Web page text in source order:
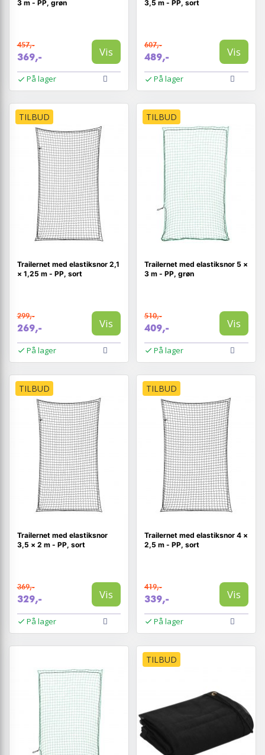
3 m - PP, grøn
457,-
369,- Vis
På lager
3,5 m - PP, sort
607,-
489,- Vis
På lager
TILBUD
Trailernet med elastiksnor 2,1
× 1,25 m - PP, sort
299,-
269,- Vis
På lager
TILBUD
Trailernet med elastiksnor 5 ×
3 m - PP, grøn
510,-
409,- Vis
På lager
TILBUD
Trailernet med elastiksnor
3,5 × 2 m - PP, sort
369,-
329,- Vis
På lager
TILBUD
Trailernet med elastiksnor 4 ×
2,5 m - PP, sort
419,-
339,- Vis
På lager
TILBUD